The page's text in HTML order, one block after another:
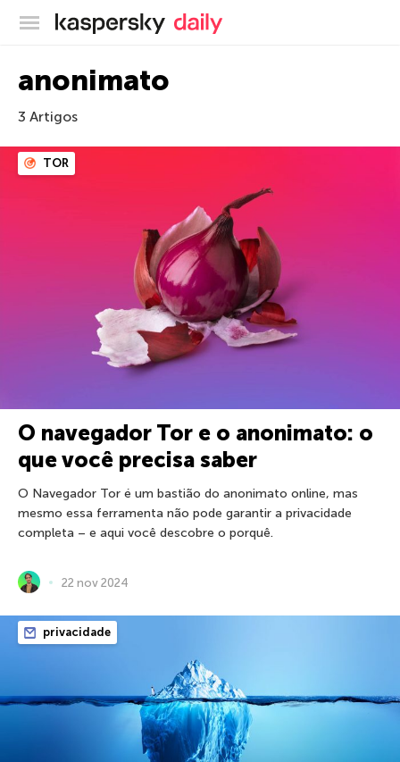
Blog oficial da Kaspersky
anonimato
3 Artigos
TOR
O navegador Tor e o anonimato: o
que você precisa saber
O Navegador Tor é um bastião do anonimato online, mas
mesmo essa ferramenta não pode garantir a privacidade
completa – e aqui você descobre o porquê.
22 nov 2024
privacidade